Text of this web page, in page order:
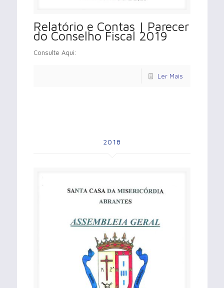
Relatório e Contas | Parecer
do Conselho Fiscal 2019
Consulte Aqui:
Ler Mais
2018